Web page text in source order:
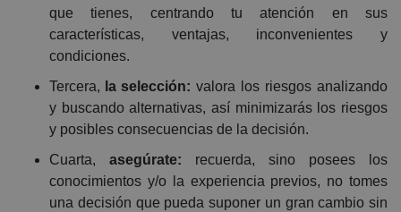
que tienes, centrando tu atención en sus
características, ventajas, inconvenientes y
condiciones.
Tercera, la selección: valora los riesgos analizando
y buscando alternativas, así minimizarás los riesgos
y posibles consecuencias de la decisión.
Cuarta, asegúrate: recuerda, sino posees los
conocimientos y/o la experiencia previos, no tomes
una decisión que pueda suponer un gran cambio sin